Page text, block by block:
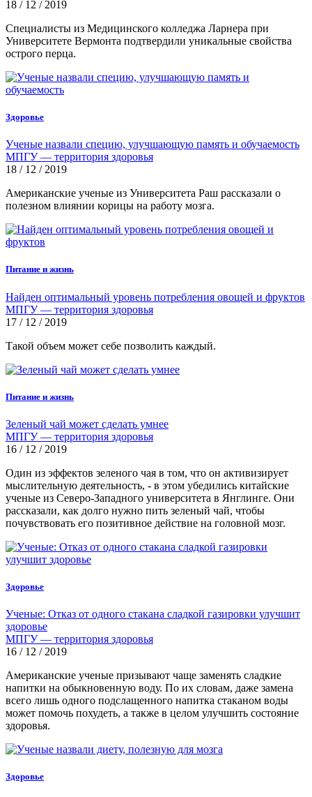
18 / 12 / 2019
Специалисты из Медицинского колледжа Ларнера при
Университете Вермонта подтвердили уникальные свойства
острого перца.
Здоровье
Ученые назвали специю, улучшающую память и обучаемость
МПГУ — территория здоровья
18 / 12 / 2019
Американские ученые из Университета Раш рассказали о
полезном влиянии корицы на работу мозга.
Питание и жизнь
Найден оптимальный уровень потребления овощей и фруктов
МПГУ — территория здоровья
17 / 12 / 2019
Такой объем может себе позволить каждый.
Питание и жизнь
Зеленый чай может сделать умнее
МПГУ — территория здоровья
16 / 12 / 2019
Один из эффектов зеленого чая в том, что он активизирует
мыслительную деятельность, - в этом убедились китайские
ученые из Северо-Западного университета в Янглинге. Они
рассказали, как долго нужно пить зеленый чай, чтобы
почувствовать его позитивное действие на головной мозг.
Здоровье
Ученые: Отказ от одного стакана сладкой газировки улучшит
здоровье
МПГУ — территория здоровья
16 / 12 / 2019
Американские ученые призывают чаще заменять сладкие
напитки на обыкновенную воду. По их словам, даже замена
всего лишь одного подслащенного напитка стаканом воды
может помочь похудеть, а также в целом улучшить состояние
здоровья.
Здоровье